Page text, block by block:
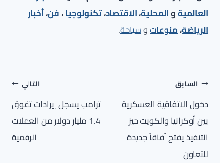
العالميةوالمحلية،الاقتصاد،تكنولوجيا،فن،أخبار
الرياضة،منوعاتوسياحة.
تصفّح
المقالات
السابق
دخول الاتفاقية العسكرية
بين أوكرانيا والكويت حيز
التنفيذ يفتح آفاقاً جديدة
للتعاون
التالي
ترامب يسجل إيرادات تفوق
1.4 مليار دولار من العملات
الرقمية